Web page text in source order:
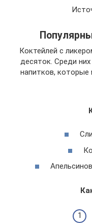
Коктейлей с
десяток. Среди
напитков,